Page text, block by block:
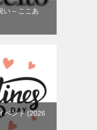
い – ここあ
ベント
2026